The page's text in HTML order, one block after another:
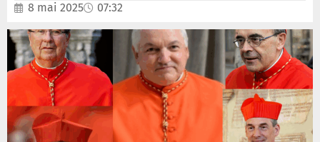
8 mai 2025 07:32